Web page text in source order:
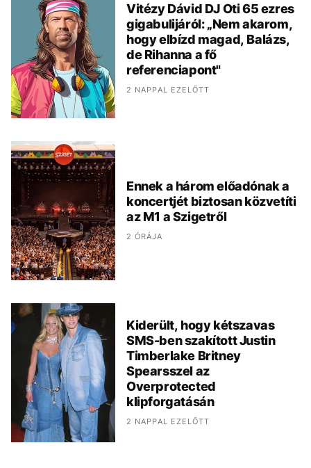
Vitézy Dávid DJ Oti 65 ezres
gigabulijáról: „Nem akarom,
hogy elbízd magad, Balázs,
de Rihanna a fő
referenciapont"
2 NAPPAL EZELŐTT
Ennek a három előadónak a
koncertjét biztosan közvetíti
az M1 a Szigetről
2 ÓRÁJA
Kiderült, hogy kétszavas
SMS-ben szakított Justin
Timberlake Britney
Spearsszel az
Overprotected
klipforgatásán
2 NAPPAL EZELŐTT